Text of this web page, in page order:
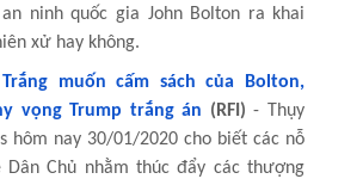
ninh quốc gia John Bolton ra khai
xử hay không.
muốn cấm sách của Bolton,
vọng Trump trắng án (RFI) - Thụy
hôm nay 30/01/2020 cho biết các nỗ
Dân Chủ nhằm thúc đẩy các thượng